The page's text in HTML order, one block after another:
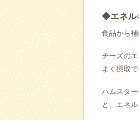
◆エネル
食品から
チーズの
よく摂取
ハムスタ
と、エネ